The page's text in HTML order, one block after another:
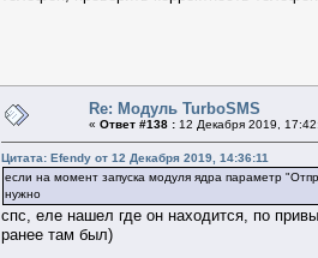
Re: Модуль TurboSMS
« Ответ #138 : 12 Декабря 2019,
Цитата: Efendy от 12 Декабря 2019, 14:36:11
если на момент запуска модуля ядра параметр
нужно
спс, еле нашел где он находится, по
ранее там был)